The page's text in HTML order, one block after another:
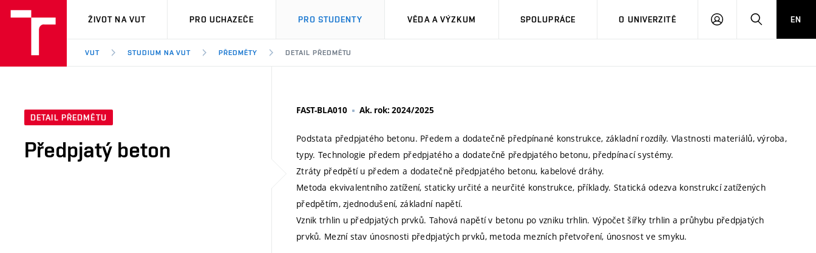
VUT
ŽIVOT NA VUT PRO UCHAZEČE PRO STUDENTY VĚDA A VÝZKUM SPOLUPRÁCE O UNIVERZITĚ
PŘIHLÁSIT HLEDATEN
VUT STUDIUM NA VUT PŘEDMĚTY DETAIL PŘEDMĚTU
DETAIL PŘEDMĚTU
Předpjatý beton
FAST-BLA010 Ak. rok: 2024/2025
Podstata předpjatého betonu. Předem a dodatečně předpínané konstrukce, základní rozdíly. Vlastnosti materiálů, výroba,
typy. Technologie předem předpjatého a dodatečně předpjatého betonu, předpínací systémy.
Ztráty předpětí u předem a dodatečně předpjatého betonu, kabelové dráhy.
Metoda ekvivalentního zatížení, staticky určité a neurčité konstrukce, příklady. Statická odezva konstrukcí zatížených
předpětím, zjednodušení, základní napětí.
Vznik trhlin u předpjatých prvků. Tahová napětí v betonu po vzniku trhlin. Výpočet šířky trhlin a průhybu předpjatých
prvků. Mezní stav únosnosti předpjatých prvků, metoda mezních přetvoření, únosnost ve smyku.